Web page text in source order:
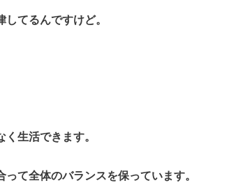
てるんですけど。
生活できます。
て全体のバランスを保っています。